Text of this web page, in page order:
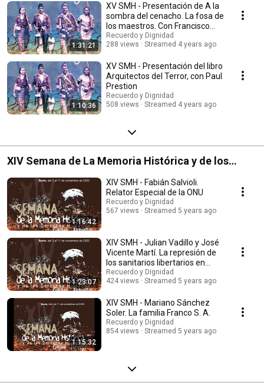
1:31:21
XV SMH - Presentación de A la
sombra del cenacho. La fosa de
los maestros. Con Francisco
Etxeberria
Recuerdo y Dignidad
288 views
Streamed 4 years ago
1:10:36
XV SMH - Presentación del libro
Arquitectos del Terror, con Paul
Prestion
Recuerdo y Dignidad
508 views
Streamed 4 years ago
XIV Semana de La Memoria Histórica y de los
DDHH Giulia Tamayo
1:16:42
XIV SMH - Fabián Salvioli.
Relator Especial de la ONU
Recuerdo y Dignidad
567 views
Streamed 5 years ago
1:23:07
XIV SMH - Julian Vadillo y José
Vicente Martí. La represión de
los sanitarios libertarios en
Soria
Recuerdo y Dignidad
424 views
Streamed 5 years ago
1:15:32
XIV SMH - Mariano Sánchez
Soler. La familia Franco S. A.
Recuerdo y Dignidad
854 views
Streamed 5 years ago